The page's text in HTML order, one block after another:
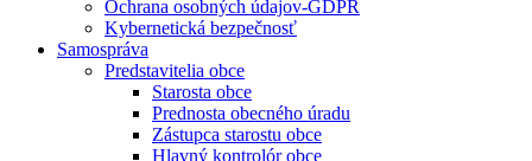
Ochrana osobných údajov-GDPR
Kybernetická bezpečnosť
Samospráva
Predstavitelia obce
Starosta obce
Prednosta obecného úradu
Zástupca starostu obce
Hlavný kontrolór obce